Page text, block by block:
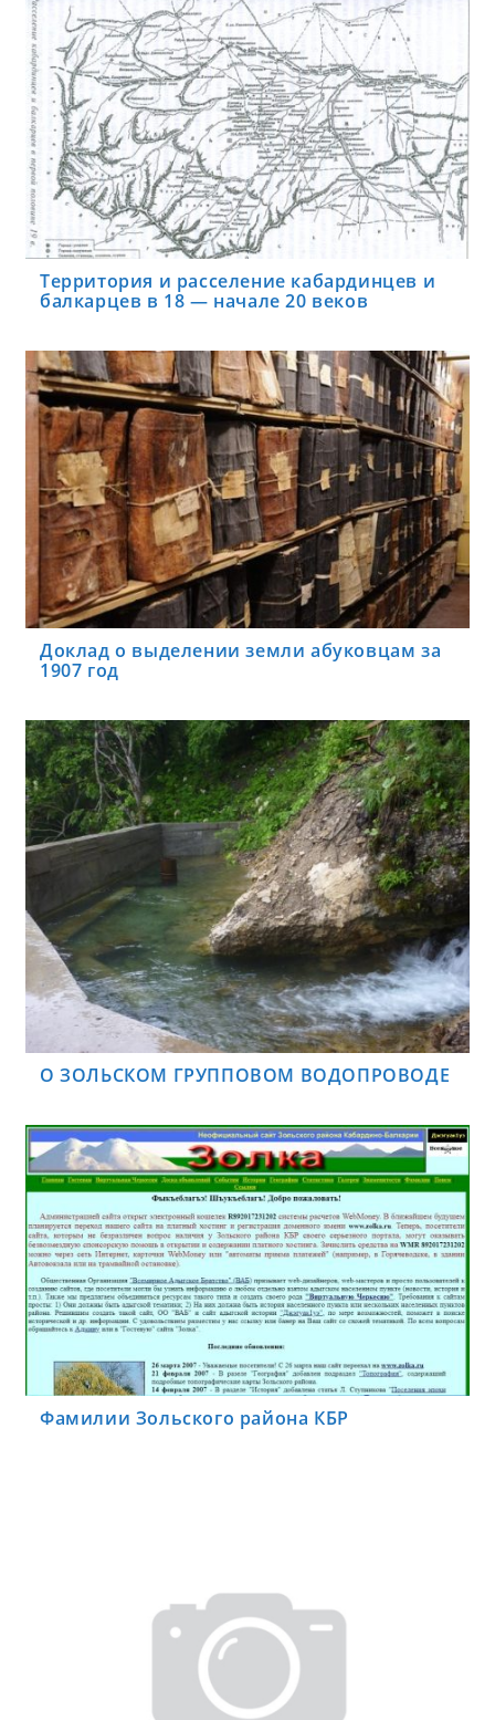
Территория и расселение кабардинцев и
балкарцев в 18 — начале 20 веков
Доклад о выделении земли абуковцам за
1907 год
О ЗОЛЬСКОМ ГРУППОВОМ ВОДОПРОВОДЕ
Фамилии Зольского района КБР